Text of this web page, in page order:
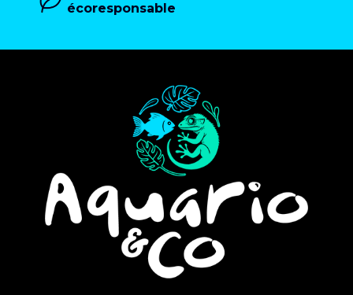
écoresponsable